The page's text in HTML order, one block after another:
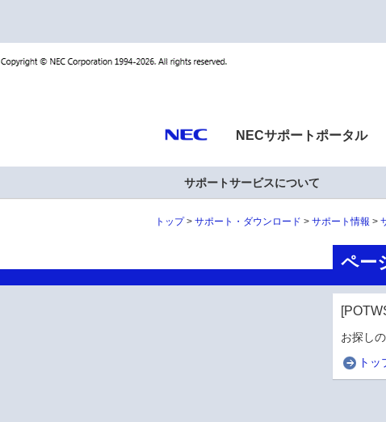
NECサポートポータル
サポートサービスについて
トップ サポート・ダウンロード サポート情報
ペー
お探し
トッ